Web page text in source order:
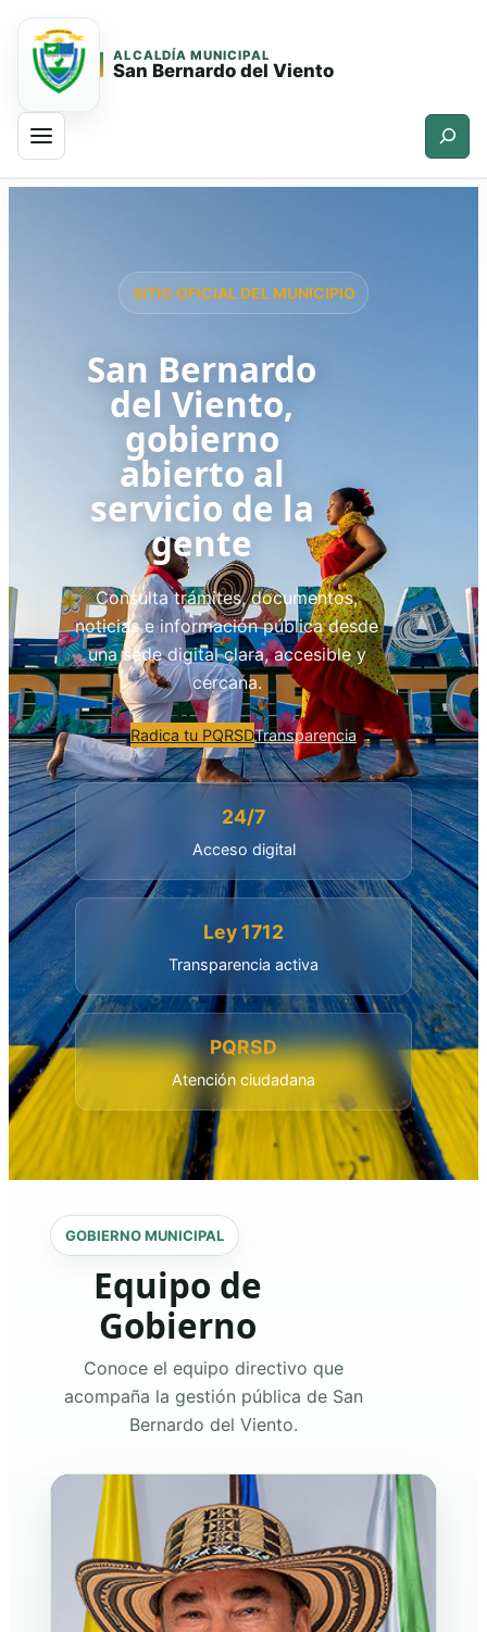
ALCALDÍA MUNICIPAL
San Bernardo del Viento
Buscar
SITIO OFICIAL DEL MUNICIPIO
San Bernardo
del Viento,
gobierno
abierto al
servicio de la
gente
Consulta trámites, documentos,
noticias e información pública desde
una sede digital clara, accesible y
cercana.
Radica tu PQRSDTransparencia
24/7
Acceso digital
Ley 1712
Transparencia activa
PQRSD
Atención ciudadana
GOBIERNO MUNICIPAL
Equipo de
Gobierno
Conoce el equipo directivo que
acompaña la gestión pública de San
Bernardo del Viento.